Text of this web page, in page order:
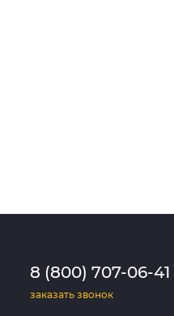
8 (800) 707-06-41
заказать звонок